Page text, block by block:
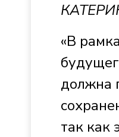
«В
должна
так как